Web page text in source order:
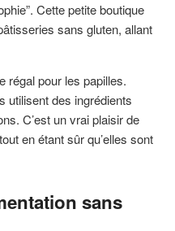
Cette petite boutique
sans gluten, allant
régal pour les papilles.
utilisent des ingrédients
C’est un vrai plaisir de
en étant sûr qu’elles sont
sans